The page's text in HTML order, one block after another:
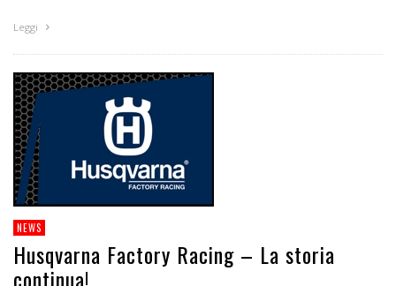
Leggi
NEWS
Husqvarna Factory Racing – La storia
continua!